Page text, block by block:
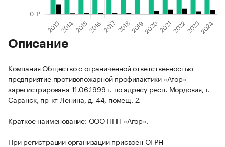
Описание
Компания Общество с ограниченной ответственностью
предприятие противопожарной профилактики «Агор»
зарегистрирована 11.06.1999 г. по адресу респ. Мордовия, г.
Саранск, пр-кт Ленина, д. 44, помещ. 2.
Краткое наименование: ООО ППП «Агор».
При регистрации организации присвоен ОГРН